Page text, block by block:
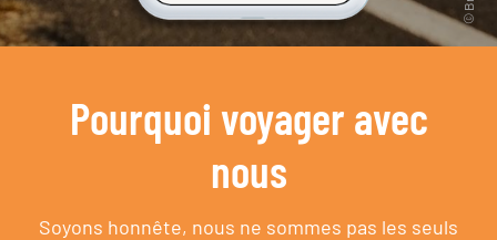
Pourquoi voyager avec
nous
Soyons honnête, nous ne sommes pas les seuls